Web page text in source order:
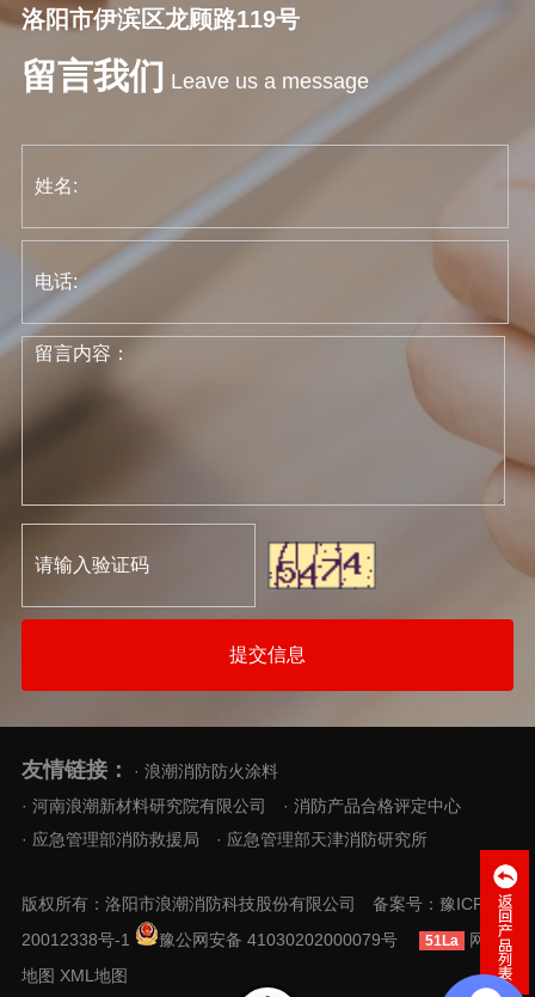
洛阳市伊滨区龙顾路119号
留言我们 Leave us a message
提交信息
友情链接：
· 浪潮消防防火涂料
· 河南浪潮新材料研究院有限公司
· 消防产品合格评定中心
· 应急管理部消防救援局
· 应急管理部天津消防研究所
版权所有：洛阳市浪潮消防科技股份有限公司 备案号： 豫ICP备
20012338号-1
豫公网安备 41030202000079号 51La
网站
地图 XML地图